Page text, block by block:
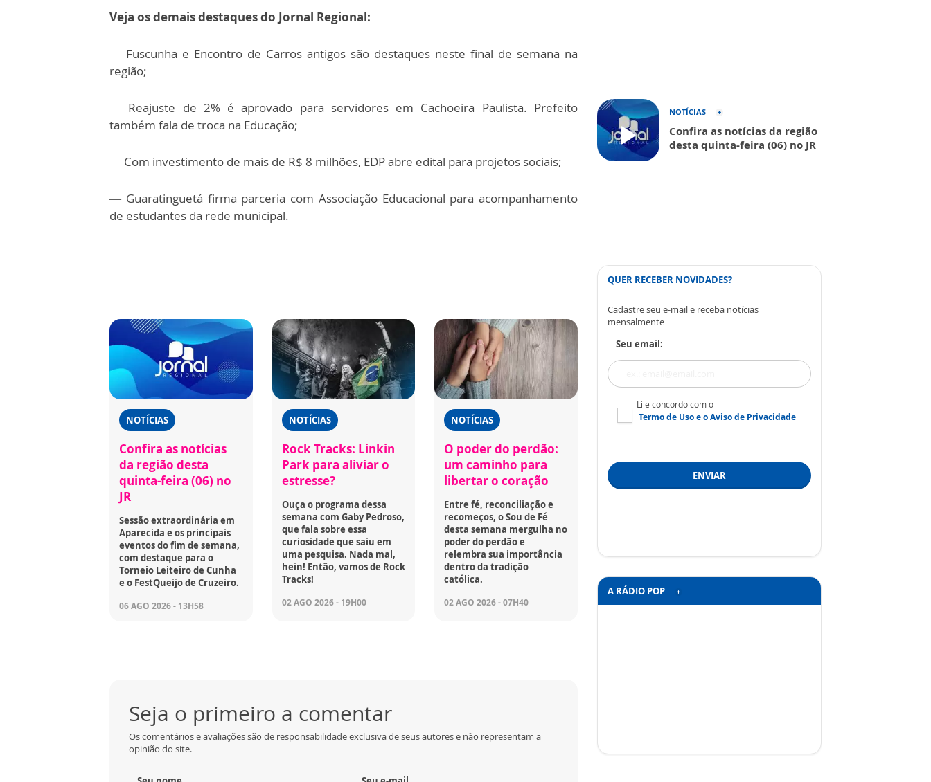
Veja os demais destaques do Jornal Regional:
— Fuscunha e Encontro de Carros antigos são destaques neste final de semana na
região;
— Reajuste de 2% é aprovado para servidores em Cachoeira Paulista. Prefeito
também fala de troca na Educação;
— Com investimento de mais de R$ 8 milhões, EDP abre edital para projetos sociais;
— Guaratinguetá firma parceria com Associação Educacional para acompanhamento
de estudantes da rede municipal.
NOTÍCIAS
Confira as notícias
da região desta
quinta-feira (06) no
JR
Sessão extraordinária em
Aparecida e os principais
eventos do fim de semana,
com destaque para o
Torneio Leiteiro de Cunha
e o FestQueijo de Cruzeiro.
06 AGO 2026 - 13H58
NOTÍCIAS
Rock Tracks: Linkin
Park para aliviar o
estresse?
Ouça o programa dessa
semana com Gaby Pedroso,
que fala sobre essa
curiosidade que saiu em
uma pesquisa. Nada mal,
hein! Então, vamos de Rock
Tracks!
02 AGO 2026 - 19H00
NOTÍCIAS
O poder do perdão:
um caminho para
libertar o coração
Entre fé, reconciliação e
recomeços, o Sou de Fé
desta semana mergulha no
poder do perdão e
relembra sua importância
dentro da tradição
católica.
02 AGO 2026 - 07H40
Seja o primeiro a comentar
Os comentários e avaliações são de responsabilidade exclusiva de seus autores e não representam a
opinião do site.
NOTÍCIAS
Confira as notícias da região
desta quinta-feira (06) no JR
QUER RECEBER NOVIDADES?
Cadastre seu e-mail e receba notícias
mensalmente
Seu email:
Li e concordo com o
Termo de Usoe oAviso de Privacidade
ENVIAR
A RÁDIO POP